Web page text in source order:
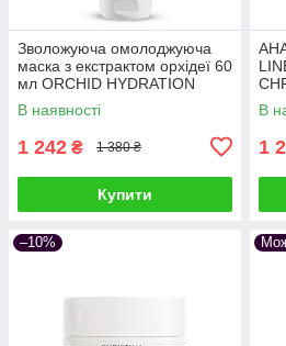
Зволожуюча омолоджуюча
маска з екстрактом орхідеї 60
мл ORCHID HYDRATION
MASK LINE REPAIR HYDRA
CHRISTINA
В наявності
1 242 ₴ 1 380 ₴
Купити
з
В
1
–10%